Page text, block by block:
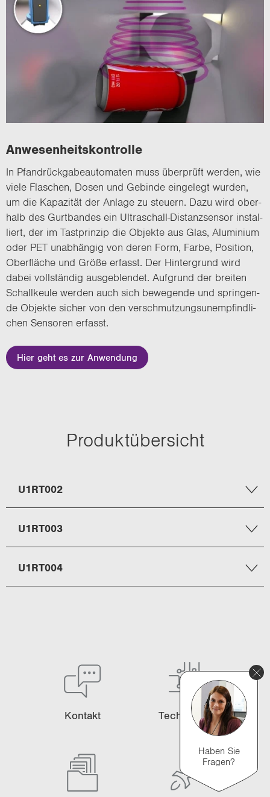
An­we­sen­heits­kon­trol­le
In Pfand­rück­ga­be­au­to­ma­ten muss über­prüft wer­den, wie
viele Fla­schen, Dosen und Ge­bin­de ein­ge­legt wur­den,
um die Ka­pa­zi­tät der An­la­ge zu steu­ern. Dazu wird ober­
halb des Gurt­ban­des ein Ultraschall-​Distanzsensor in­stal­
liert, der im Tast­prin­zip die Ob­jek­te aus Glas, Alu­mi­ni­um
oder PET un­ab­hän­gig von deren Form, Farbe, Po­si­ti­on,
Ober­flä­che und Größe er­fasst. Der Hin­ter­grund wird
dabei voll­stän­dig aus­ge­blen­det. Auf­grund der brei­ten
Schall­keu­le wer­den auch sich be­we­gen­de und sprin­gen­
de Ob­jek­te si­cher von den ver­schmut­zungs­un­emp­find­li­
chen Sen­so­ren er­fasst.
Hier geht es zur Anwendung
Pro­dukt­über­sicht
U1RT002
U1RT003
U1RT004
Kon­takt Tech­no­lo­gie
Haben Sie
Fragen?